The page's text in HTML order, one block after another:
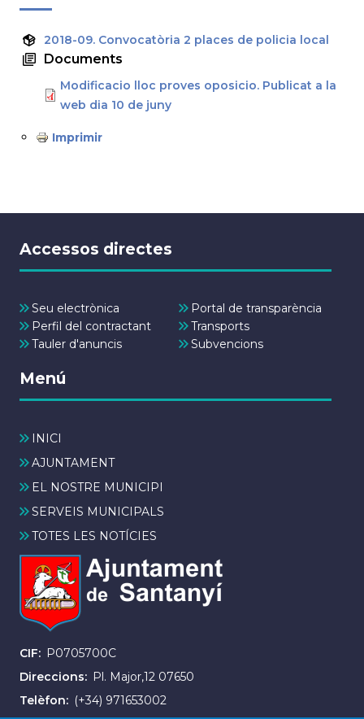
2018-09. Convocatòria 2 places de policia local
Documents
Modificacio lloc proves oposicio. Publicat a la
web dia 10 de juny
Imprimir
Accessos directes
Seu electrònica
Portal de transparència
Perfil del contractant
Transports
Tauler d'anuncis
Subvencions
Menú
INICI
AJUNTAMENT
EL NOSTRE MUNICIPI
SERVEIS MUNICIPALS
TOTES LES NOTÍCIES
CIF
P0705700C
Direccions
Pl. Major,12 07650
Telèfon
(+34) 971653002